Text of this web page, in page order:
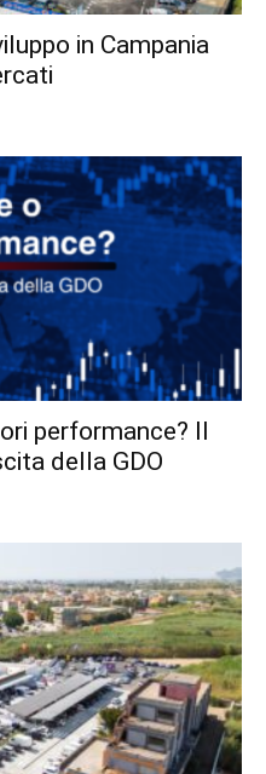
in Campania
performance? Il
della GDO